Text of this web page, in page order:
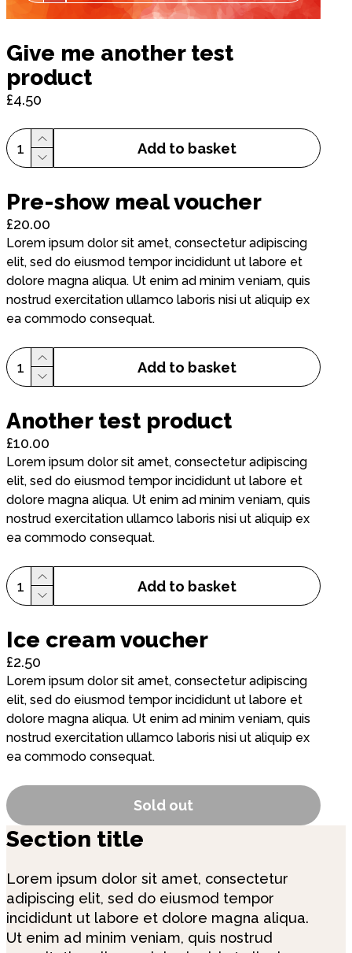
Give me another test
product
£4.50
1 Add to basket
Pre-show meal voucher
£20.00
Lorem ipsum dolor sit amet, consectetur adipiscing
elit, sed do eiusmod tempor incididunt ut labore et
dolore magna aliqua. Ut enim ad minim veniam, quis
nostrud exercitation ullamco laboris nisi ut aliquip ex
ea commodo consequat.
1 Add to basket
Another test product
£10.00
Lorem ipsum dolor sit amet, consectetur adipiscing
elit, sed do eiusmod tempor incididunt ut labore et
dolore magna aliqua. Ut enim ad minim veniam, quis
nostrud exercitation ullamco laboris nisi ut aliquip ex
ea commodo consequat.
1 Add to basket
Ice cream voucher
£2.50
Lorem ipsum dolor sit amet, consectetur adipiscing
elit, sed do eiusmod tempor incididunt ut labore et
dolore magna aliqua. Ut enim ad minim veniam, quis
nostrud exercitation ullamco laboris nisi ut aliquip ex
ea commodo consequat.
Sold out
Section title
Lorem ipsum dolor sit amet, consectetur
adipiscing elit, sed do eiusmod tempor
incididunt ut labore et dolore magna aliqua.
Ut enim ad minim veniam, quis nostrud